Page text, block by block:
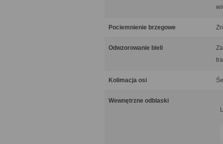
Pociemnienie brzegowe
Odwzorowanie bieli
Kolimacja osi
Wewnętrzne odblaski